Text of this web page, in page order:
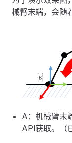
械臂末端，会随
A：机械臂末
API获取。（